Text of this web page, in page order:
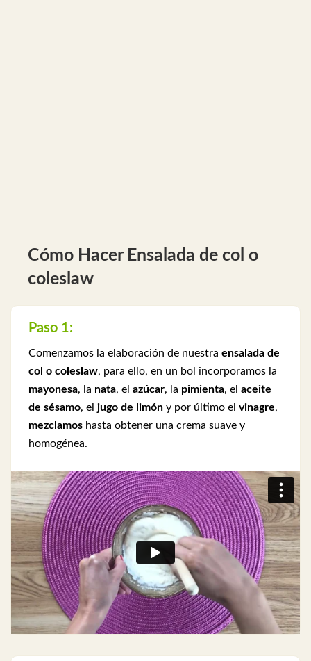
Cómo Hacer Ensalada de col o
coleslaw
Paso 1:
Comenzamos la elaboración de nuestra ensalada de
col o coleslaw, para ello, en un bol incorporamos la
mayonesa, la nata, el azúcar, la pimienta, el aceite
de sésamo, el jugo de limón y por último el vinagre,
mezclamos hasta obtener una crema suave y
homogénea.